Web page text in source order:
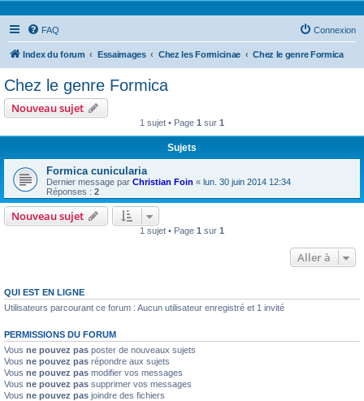
FAQ Connexion
Index du forum Essaimages Chez les Formicinae Chez le genre Formica
Chez le genre Formica
Nouveau sujet
1 sujet • Page 1 sur 1
Sujets
Formica cunicularia
Dernier message par Christian Foin « lun. 30 juin 2014 12:34
Réponses : 2
Nouveau sujet
1 sujet • Page 1 sur 1
Aller à
QUI EST EN LIGNE
Utilisateurs parcourant ce forum : Aucun utilisateur enregistré et 1 invité
PERMISSIONS DU FORUM
Vous ne pouvez pas poster de nouveaux sujets
Vous ne pouvez pas répondre aux sujets
Vous ne pouvez pas modifier vos messages
Vous ne pouvez pas supprimer vos messages
Vous ne pouvez pas joindre des fichiers